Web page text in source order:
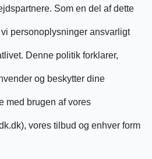
Som en del af dette
personoplysninger ansvarligt
Denne politik forklarer,
og beskytter dine
med brugen af vores
vores tilbud og enhver form